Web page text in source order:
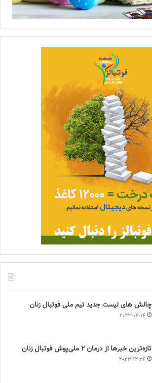
چالش هاى ليست جدید تيم ملى فوتبال زنان
2023-06-14
تازه‌ترین خبرها از درمان ۲ ملی‌پوش فوتبال زنان
2023-12-24